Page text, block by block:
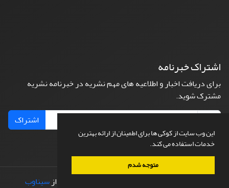
این وب سایت از کوکی ها برای اطمینان از ارائه بهترین
خدمات استفاده می کند.
متوجه شدم
اشتراک خبرنامه
برای دریافت اخبار و اطلاعیه های مهم نشریه در خبرنامه نشریه
مشترک شوید.
اشتراک
طراحی و پیاده سازی ازسیناوب